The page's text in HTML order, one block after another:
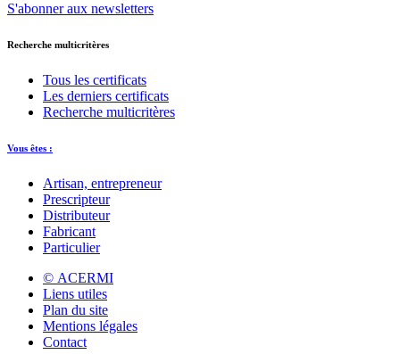
S'abonner aux newsletters
Recherche multicritères
Tous les certificats
Les derniers certificats
Recherche multicritères
Vous êtes :
Artisan, entrepreneur
Prescripteur
Distributeur
Fabricant
Particulier
© ACERMI
Liens utiles
Plan du site
Mentions légales
Contact